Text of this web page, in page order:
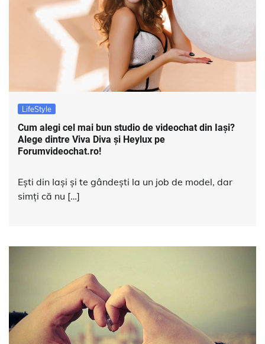
LifeStyle
Cum alegi cel mai bun studio de videochat din Iași?
Alege dintre Viva Diva și Heylux pe
Forumvideochat.ro!
Ești din Iași și te gândești la un job de model, dar
simți că nu […]